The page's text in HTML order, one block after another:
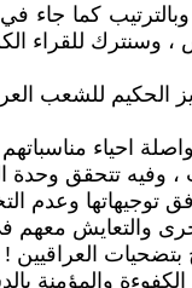
سنستعرض هنا بنود الوصية
وسنترك للقراء
الحكيم للشعب